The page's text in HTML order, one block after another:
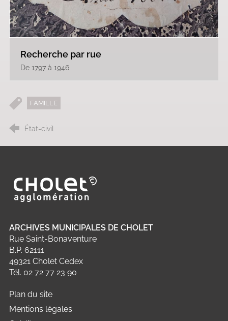
Recherche par rue
De 1797 à 1946
FAMILLE
État-civil
Ville de Cholet
ARCHIVES MUNICIPALES DE CHOLET
Rue Saint-Bonaventure
B.P. 62111
49321 Cholet Cedex
Tél. 02 72 77 23 90
Plan du site
Mentions légales